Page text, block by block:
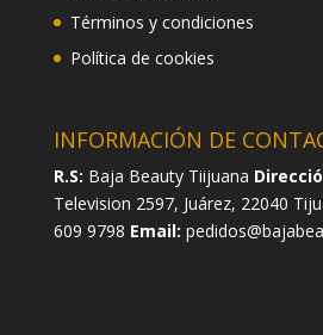
Términos y condiciones
Política de cookies
INFORMACIÓN DE
R.S: Baja Beauty Tiijuana
Television 2597, Juárez, 22040
609 9798 Email: